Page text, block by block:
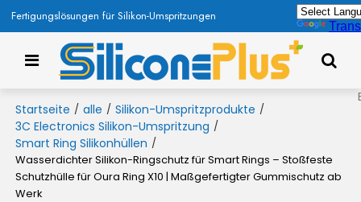
Fertigungslösungen für Silikon-Umspritzungen
Startseite / alle / Silikon-Umspritzprodukte /
3C Electronics Silikon-Umspritzung /
Smart Ring Silikonhüllen /
Wasserdichter Silikon-Ringschutz für Smart Rings – Stoßfeste
Schutzhülle für Oura Ring X10 | Maßgefertigter Gummischutz ab
Werk